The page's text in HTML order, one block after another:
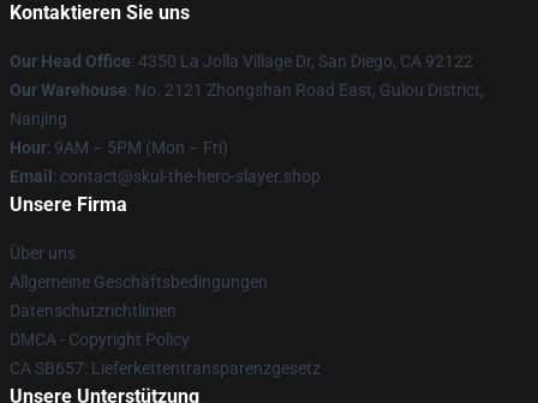
Kontaktieren Sie uns
Our Head Office: 4350 La Jolla Village Dr, San Diego, CA 92122
Our Warehouse: No. 2121 Zhongshan Road East, Gulou District,
Nanjing
Hour: 9AM – 5PM (Mon – Fri)
Email : contact@skul-the-hero-slayer.shop
Unsere Firma
Über uns
Allgemeine Geschäftsbedingungen
Datenschutzrichtlinien
DMCA - Copyright Policy
CA SB657: Lieferkettentransparenzgesetz
Unsere Unterstützung